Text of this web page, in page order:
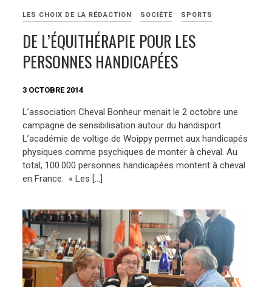
LES CHOIX DE LA RÉDACTION SOCIÉTÉ SPORTS
DE L’ÉQUITHÉRAPIE POUR LES
PERSONNES HANDICAPÉES
3 OCTOBRE 2014
L’association Cheval Bonheur menait le 2 octobre une
campagne de sensibilisation autour du handisport.
L’académie de voltige de Woippy permet aux handicapés
physiques comme psychiques de monter à cheval. Au
total, 100.000 personnes handicapées montent à cheval
en France. « Les […]